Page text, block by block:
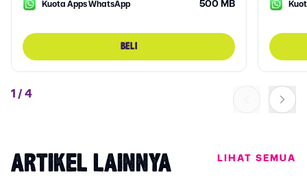
Kuota Apps WhatsApp 500 MB
BELI
1 / 4
ARTIKEL LAINNYA LIHAT SEMUA